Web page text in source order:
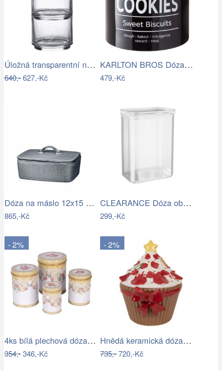
Úložná transparentní nádoba dóza s…
640,-627,-Kč
KARLTON BROS Dóza na sušenky 15 cm -…
479,-Kč
Dóza na máslo 12x15 cm Broste NORDIC…
865,-Kč
CLEARANCE Dóza obdélníková 2700 ml
299,-Kč
- 2%
4ks bílá plechová dóza s růžemi - Ø 11…
354,-346,-Kč
- 2%
Hnědá keramická dóza s mašlí Cupcake -…
735,-720,-Kč